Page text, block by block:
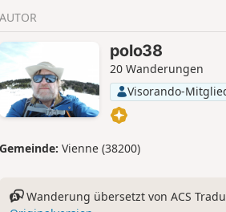
AUTOR
polo38
20 Wanderungen
Visorando-
Gemeinde: Vienne (38200)
Wanderung übersetzt von ACS